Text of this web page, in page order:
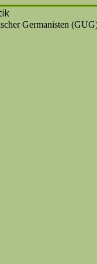
Germanisten